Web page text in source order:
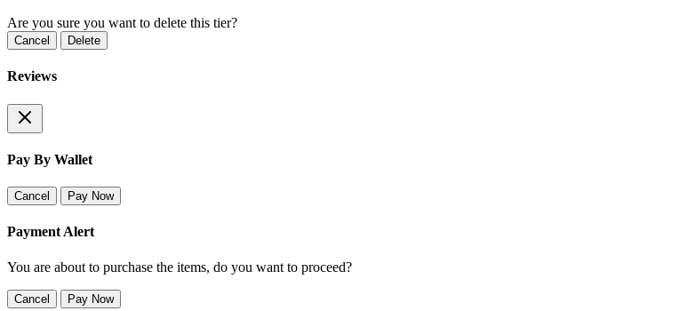
Are you sure you want to delete this tier?
Cancel Delete
Reviews
Pay By Wallet
Cancel Pay Now
Payment Alert
You are about to purchase the items, do you want to proceed?
Cancel Pay Now